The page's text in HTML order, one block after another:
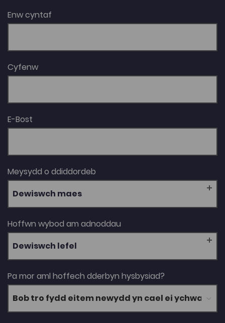
Enw cyntaf
Cyfenw
E-Bost
Meysydd o ddiddordeb
Dewiswch maes
Hoffwn wybod am adnoddau
Dewiswch lefel
Pa mor aml hoffech dderbyn hysbysiad?